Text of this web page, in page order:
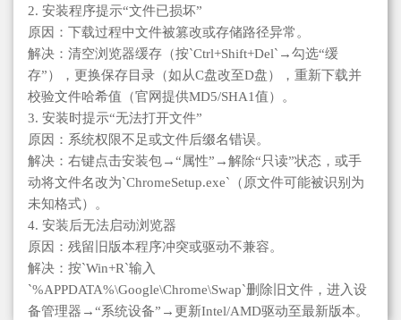
2. 安装程序提示“文件已损坏”
原因：下载过程中文件被篡改或存储路径异常。
解决：清空浏览器缓存（按`Ctrl+Shift+Del`→勾选“缓
存”），更换保存目录（如从C盘改至D盘），重新下载并
校验文件哈希值（官网提供MD5/SHA1值）。
3. 安装时提示“无法打开文件”
原因：系统权限不足或文件后缀名错误。
解决：右键点击安装包→“属性”→解除“只读”状态，或手
动将文件名改为`ChromeSetup.exe`（原文件可能被识别为
未知格式）。
4. 安装后无法启动浏览器
原因：残留旧版本程序冲突或驱动不兼容。
解决：按`Win+R`输入
`%APPDATA%\Google\Chrome\Swap`删除旧文件，进入设
备管理器→“系统设备”→更新Intel/AMD驱动至最新版本。